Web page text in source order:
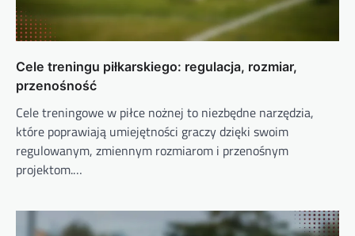
Cele treningu piłkarskiego: regulacja, rozmiar,
przenośność
Cele treningowe w piłce nożnej to niezbędne narzędzia,
które poprawiają umiejętności graczy dzięki swoim
regulowanym, zmiennym rozmiarom i przenośnym
projektom.…